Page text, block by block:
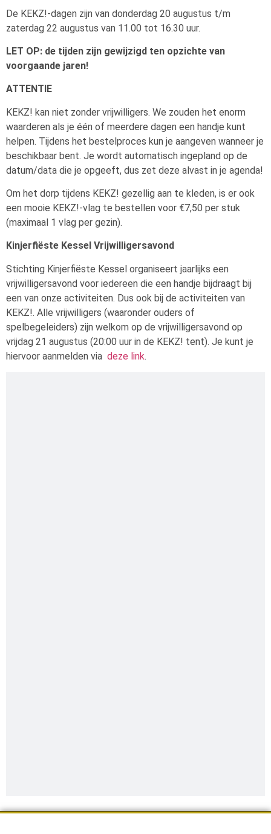
De KEKZ!-dagen zijn van donderdag 20 augustus t/m
zaterdag 22 augustus van 11.00 tot 16.30 uur.
LET OP: de tijden zijn gewijzigd ten opzichte van
voorgaande jaren!
ATTENTIE
KEKZ! kan niet zonder vrijwilligers. We zouden het enorm
waarderen als je één of meerdere dagen een handje kunt
helpen. Tijdens het bestelproces kun je aangeven wanneer je
beschikbaar bent. Je wordt automatisch ingepland op de
datum/data die je opgeeft, dus zet deze alvast in je agenda!
Om het dorp tijdens KEKZ! gezellig aan te kleden, is er ook
een mooie KEKZ!-vlag te bestellen voor €7,50 per stuk
(maximaal 1 vlag per gezin).
Kinjerfiëste Kessel Vrijwilligersavond
Stichting Kinjerfiëste Kessel organiseert jaarlijks een
vrijwilligersavond voor iedereen die een handje bijdraagt bij
een van onze activiteiten. Dus ook bij de activiteiten van
KEKZ!. Alle vrijwilligers (waaronder ouders of
spelbegeleiders) zijn welkom op de vrijwilligersavond op
vrijdag 21 augustus (20:00 uur in de KEKZ! tent). Je kunt je
hiervoor aanmelden via deze link.